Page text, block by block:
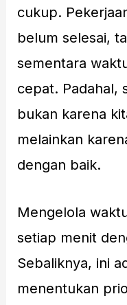
cukup.
belum selesai,
sementara
cepat. Padahal,
bukan karena
melainkan
dengan baik.
Mengelola
setiap menit
Sebaliknya, ini
menentukan